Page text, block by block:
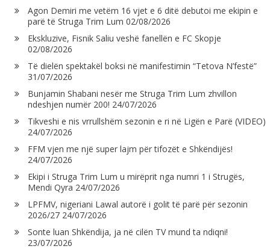
Agon Demiri me vetëm 16 vjet e 6 ditë debutoi me ekipin e
parë të Struga Trim Lum 02/08/2026
Ekskluzive, Fisnik Saliu veshë fanellën e FC Skopje
02/08/2026
Të dielën spektakël boksi në manifestimin “Tetova N’festë”
31/07/2026
Bunjamin Shabani nesër me Struga Trim Lum zhvillon
ndeshjen numër 200! 24/07/2026
Tikveshi e nis vrrullshëm sezonin e ri në Ligën e Parë (VIDEO)
24/07/2026
FFM vjen me një super lajm për tifozët e Shkëndijës!
24/07/2026
Ekipi i Struga Trim Lum u mirëprit nga numri 1 i Strugës,
Mendi Qyra 24/07/2026
LPFMV, nigeriani Lawal autorë i golit të parë për sezonin
2026/27 24/07/2026
Sonte luan Shkëndija, ja në cilën TV mund ta ndiqni!
23/07/2026